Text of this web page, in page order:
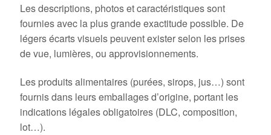
Les descriptions, photos et caractéristiques sont
fournies avec la plus grande exactitude possible. De
légers écarts visuels peuvent exister selon les prises
de vue, lumières, ou approvisionnements.
Les produits alimentaires (purées, sirops, jus…) sont
fournis dans leurs emballages d’origine, portant les
indications légales obligatoires (DLC, composition,
lot…).